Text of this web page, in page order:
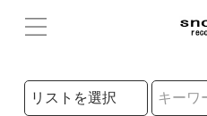
検索リストの選択